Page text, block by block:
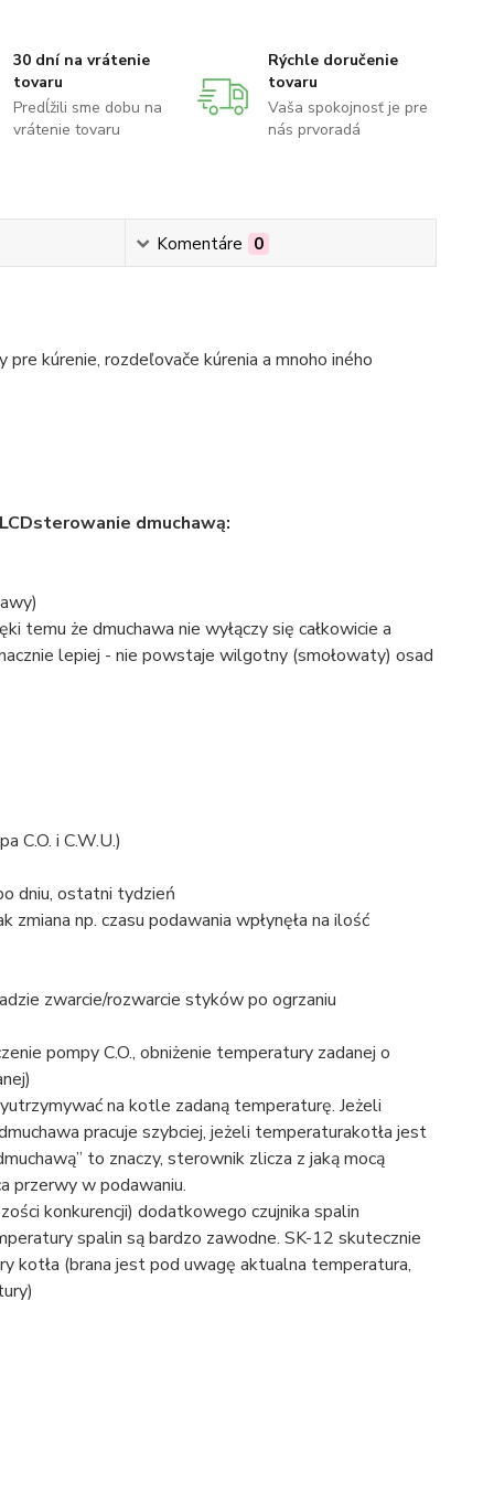
30 dní na vrátenie
tovaru
Predĺžili sme dobu na
vrátenie tovaru
Rýchle doručenie
tovaru
Vaša spokojnosť je pre
nás prvoradá
Komentáre 0
kúrenie, rozdeľovače kúrenia a mnoho iného
sterowanie dmuchawą:
temu że dmuchawa nie wyłączy się całkowicie a
lepiej - nie powstaje wilgotny (smołowaty) osad
C.O. i C.W.U.)
dniu, ostatni tydzień
np. czasu podawania wpłynęła na ilość
zwarcie/rozwarcie styków po ogrzaniu
pompy C.O., obniżenie temperatury zadanej o
na kotle zadaną temperaturę. Jeżeli
pracuje szybciej, jeżeli temperaturakotła jest
to znaczy, sterownik zlicza z jaką mocą
przerwy w podawaniu.
konkurencji) dodatkowego czujnika spalin
spalin są bardzo zawodne. SK-12 skutecznie
kotła (brana jest pod uwagę aktualna temperatura,